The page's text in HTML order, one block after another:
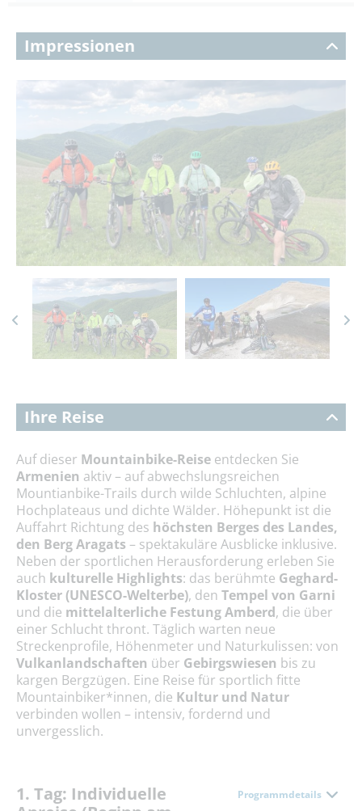
Impressionen
Ihre Reise
Auf dieser Mountainbike-Reise entdecken Sie
Armenien aktiv – auf abwechslungsreichen
Mountianbike-Trails durch wilde Schluchten, alpine
Hochplateaus und dichte Wälder. Höhepunkt ist die
Auffahrt Richtung des höchsten Berges des Landes,
den Berg Aragats – spektakuläre Ausblicke inklusive.
Neben der sportlichen Herausforderung erleben Sie
auch kulturelle Highlights: das berühmte Geghard-
Kloster (UNESCO-Welterbe), den Tempel von Garni
und die mittelalterliche Festung Amberd, die über
einer Schlucht thront. Täglich warten neue
Streckenprofile, Höhenmeter und Naturkulissen: von
Vulkanlandschaften über Gebirgswiesen bis zu
kargen Bergzügen. Eine Reise für sportlich fitte
Mountainbiker*innen, die Kultur und Natur
verbinden wollen – intensiv, fordernd und
unvergesslich.
1. Tag: Individuelle
Programmdetails